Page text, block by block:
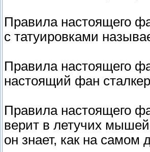
Правила настоящего
с татуировками
Правила настоящего
настоящий фан
Правила настоящего
верит в летучих
он знает, как на самом